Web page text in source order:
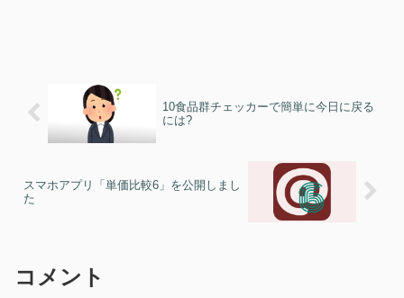
10食品群チェッカーで簡単に今日に戻る
には?
スマホアプリ「単価比較6」を公開しまし
た
コメント